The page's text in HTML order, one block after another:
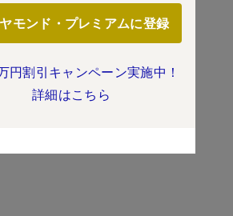
モンド・プレミアムに登録
円割引キャンペーン実施中！
詳細はこちら